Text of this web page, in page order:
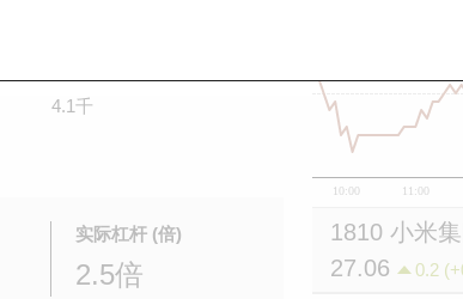
4.1千
实际杠杆 (倍)
2.5倍
10:00 11:00
1810 小米集
27.06
0.2